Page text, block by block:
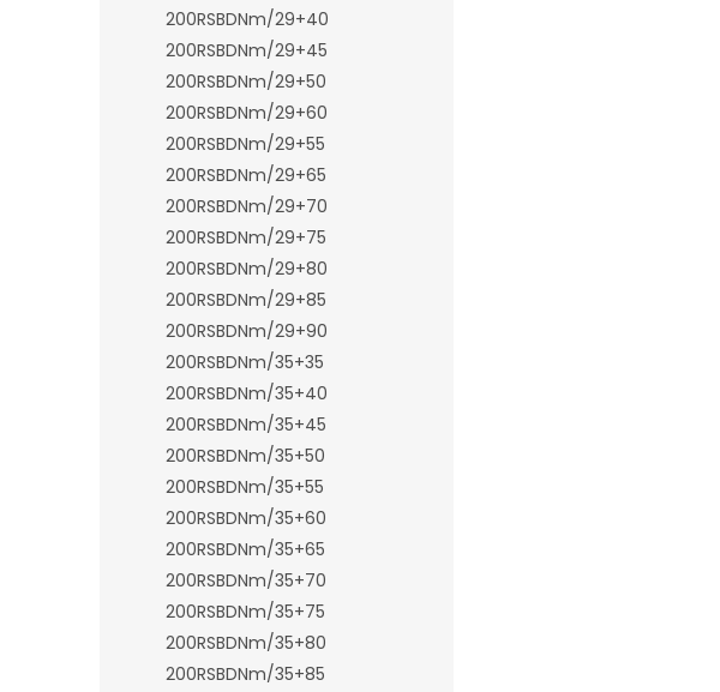
200RSBDNm/29+40
200RSBDNm/29+45
200RSBDNm/29+50
200RSBDNm/29+60
200RSBDNm/29+55
200RSBDNm/29+65
200RSBDNm/29+70
200RSBDNm/29+75
200RSBDNm/29+80
200RSBDNm/29+85
200RSBDNm/29+90
200RSBDNm/35+35
200RSBDNm/35+40
200RSBDNm/35+45
200RSBDNm/35+50
200RSBDNm/35+55
200RSBDNm/35+60
200RSBDNm/35+65
200RSBDNm/35+70
200RSBDNm/35+75
200RSBDNm/35+80
200RSBDNm/35+85